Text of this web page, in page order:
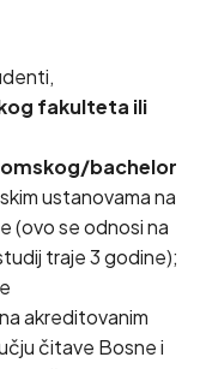
fakulteta ili
bachelor
ustanovama na
(ovo se odnosi na
traje 3 godine);
na akreditovanim
čitave Bosne i